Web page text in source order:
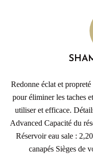
Redonne éclat et
pour éliminer les taches
utiliser et efficace.
Advanced Capacité du
Réservoir eau sale :
canapés Sièges de